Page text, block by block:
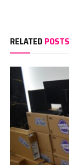
RELATED POSTS